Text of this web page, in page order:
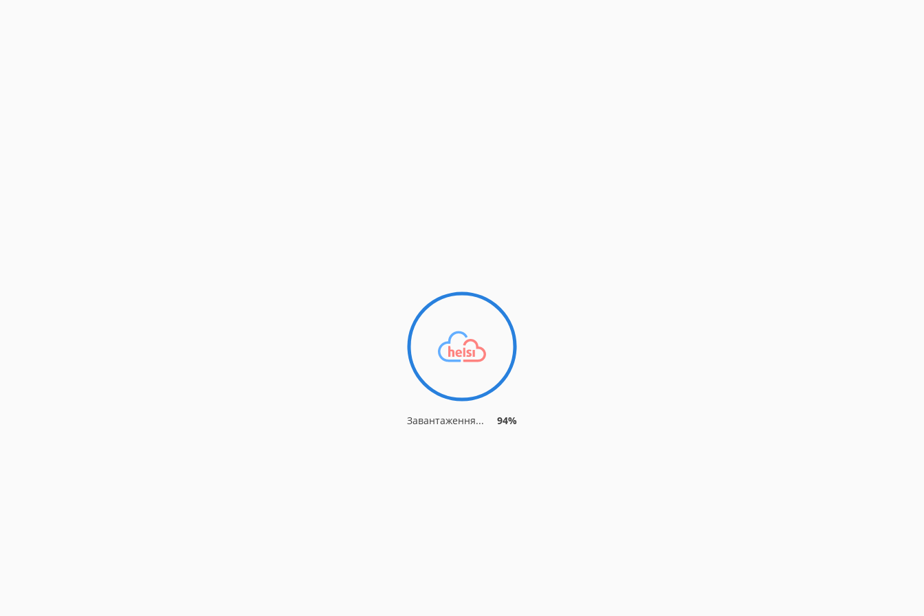
Завантаження... 94%